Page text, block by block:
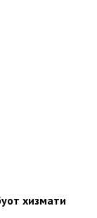
хизмати